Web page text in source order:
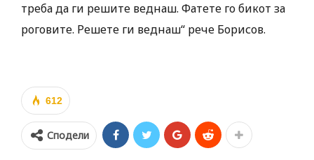
треба да ги решите веднаш. Фатете го бикот за
роговите. Решете ги веднаш“ рече Борисов.
612
Сподели